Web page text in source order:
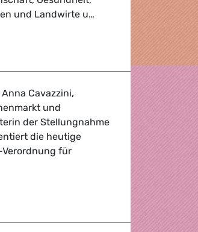
und Landwirte u…
Regelungsrahmen für
Cavazzini,
und
der Stellungnahme
die heutige
Verordnung für
Leyen auf, abgeschwächtes